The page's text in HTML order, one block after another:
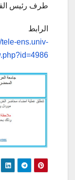
طرف رئيس
الرابط
tele-ens.univ-